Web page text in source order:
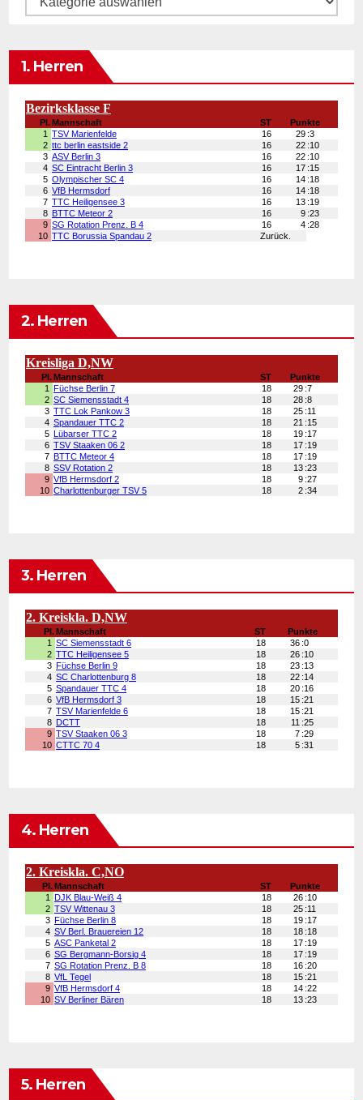
1. Herren
2. Herren
3. Herren
4. Herren
5. Herren